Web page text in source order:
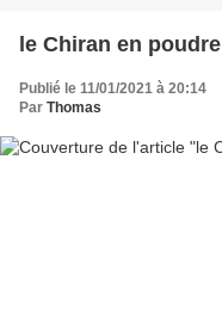
le Chiran en poudre
Publié le 11/01/2021 à 20:14
Par Thomas